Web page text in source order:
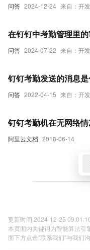
问答 2024-12-24 来自：开
问答 2024-07-22 来自：开
在钉钉中考勤管理里
问答 2022-04-15 来自：开
钉钉考勤发送的消息
阿里云文档 2018-06-14
钉钉考勤机在无网络
更新时间 2024-12-25
本页面内关键词为智能算法引
面下方点击"联系我们"与我们沟